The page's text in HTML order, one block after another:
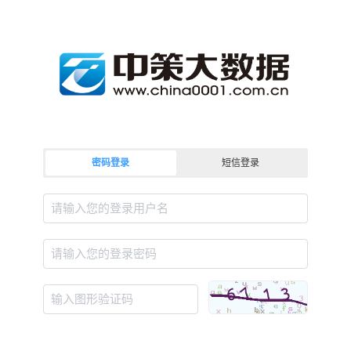
密码登录 短信登录
请输入您的登录用户名
请输入您的登录密码
输入图形验证码